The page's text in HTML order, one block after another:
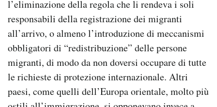
l’eliminazione della regola che li rendeva i soli
responsabili della registrazione dei migranti
all’arrivo, o almeno l’introduzione di meccanismi
obbligatori di “redistribuzione” delle persone
migranti, di modo da non doversi occupare di tutte
le richieste di protezione internazionale. Altri
paesi, come quelli dell’Europa orientale, molto più